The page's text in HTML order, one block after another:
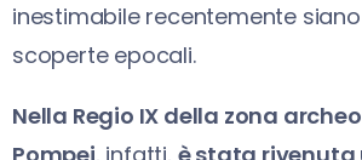
inestimabile recentemente
scoperte epocali.
Nella Regio IX della zona